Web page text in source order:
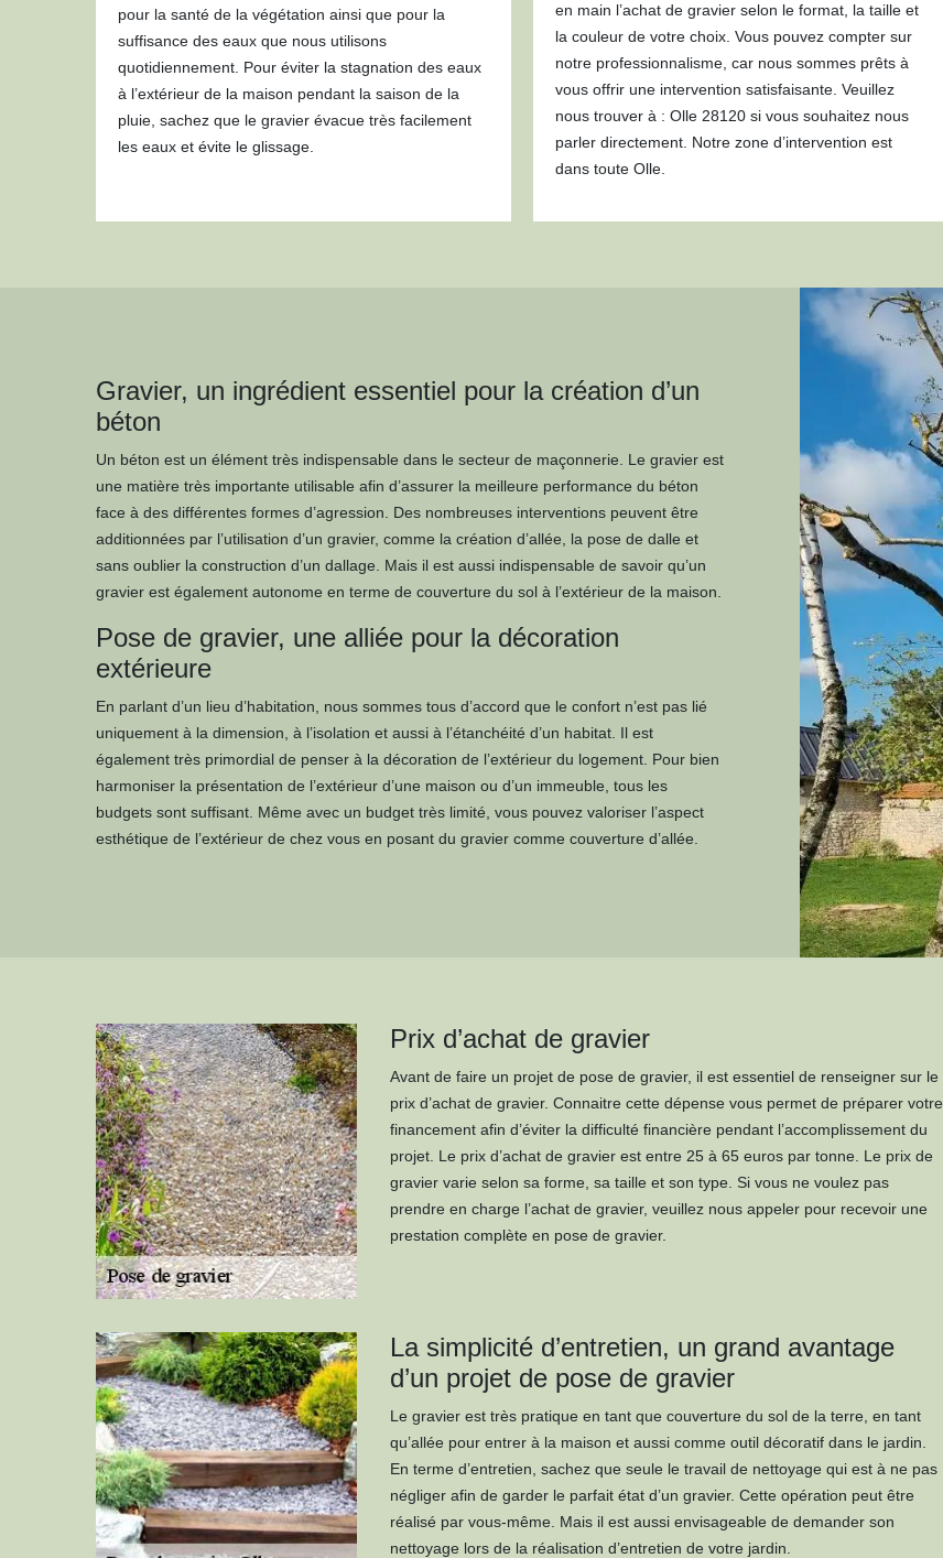
pour la santé de la végétation ainsi que pour la
suffisance des eaux que nous utilisons
quotidiennement. Pour éviter la stagnation des eaux
à l’extérieur de la maison pendant la saison de la
pluie, sachez que le gravier évacue très facilement
les eaux et évite le glissage.
en main l’achat de gravier selon le format, la taille et
la couleur de votre choix. Vous pouvez compter sur
notre professionnalisme, car nous sommes prêts à
vous offrir une intervention satisfaisante. Veuillez
nous trouver à : Olle 28120 si vous souhaitez nous
parler directement. Notre zone d’intervention est
dans toute Olle.
Gravier, un ingrédient essentiel pour la création d’un
béton
Un béton est un élément très indispensable dans le secteur de maçonnerie. Le gravier est
une matière très importante utilisable afin d’assurer la meilleure performance du béton
face à des différentes formes d’agression. Des nombreuses interventions peuvent être
additionnées par l’utilisation d’un gravier, comme la création d’allée, la pose de dalle et
sans oublier la construction d’un dallage. Mais il est aussi indispensable de savoir qu’un
gravier est également autonome en terme de couverture du sol à l’extérieur de la maison.
Pose de gravier, une alliée pour la décoration
extérieure
En parlant d’un lieu d’habitation, nous sommes tous d’accord que le confort n’est pas lié
uniquement à la dimension, à l’isolation et aussi à l’étanchéité d’un habitat. Il est
également très primordial de penser à la décoration de l’extérieur du logement. Pour bien
harmoniser la présentation de l’extérieur d’une maison ou d’un immeuble, tous les
budgets sont suffisant. Même avec un budget très limité, vous pouvez valoriser l’aspect
esthétique de l’extérieur de chez vous en posant du gravier comme couverture d’allée.
Prix d’achat de gravier
Avant de faire un projet de pose de gravier, il est essentiel de renseigner sur le
prix d’achat de gravier. Connaitre cette dépense vous permet de préparer votre
financement afin d’éviter la difficulté financière pendant l’accomplissement du
projet. Le prix d’achat de gravier est entre 25 à 65 euros par tonne. Le prix de
gravier varie selon sa forme, sa taille et son type. Si vous ne voulez pas
prendre en charge l’achat de gravier, veuillez nous appeler pour recevoir une
prestation complète en pose de gravier.
La simplicité d’entretien, un grand avantage
d’un projet de pose de gravier
Le gravier est très pratique en tant que couverture du sol de la terre, en tant
qu’allée pour entrer à la maison et aussi comme outil décoratif dans le jardin.
En terme d’entretien, sachez que seule le travail de nettoyage qui est à ne pas
négliger afin de garder le parfait état d’un gravier. Cette opération peut être
réalisé par vous-même. Mais il est aussi envisageable de demander son
nettoyage lors de la réalisation d’entretien de votre jardin.